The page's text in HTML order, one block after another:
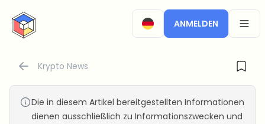
CryptoTicker
ANMELDEN
Krypto News
Die in diesem Artikel bereitgestellten Informationen
dienen ausschließlich zu Informationszwecken und